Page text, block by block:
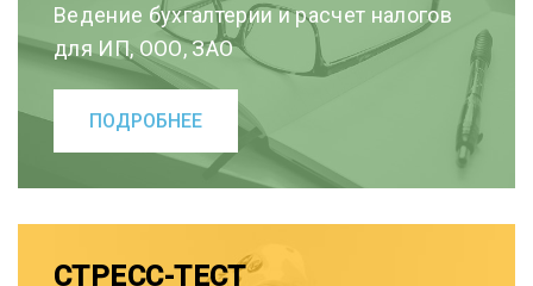
Ведение бухгалтерии и расчет налогов
для ИП, ООО, ЗАО
ПОДРОБНЕЕ
СТРЕСС-ТЕСТ